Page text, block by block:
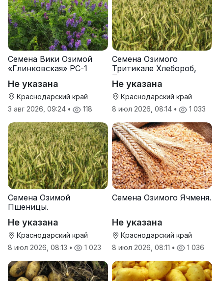
Семена Вики Озимой
«Глинковская» РС-1
Не указана
Краснодарский край
3 авг 2026, 09:24 • 118
Семена Озимого
Тритикале Хлебороб,
Тихон
Не указана
Краснодарский край
8 июл 2026, 08:14 • 1 033
Семена Озимой
Пшеницы.
Не указана
Краснодарский край
8 июл 2026, 08:13 • 1 023
Семена Озимого Ячменя.
Не указана
Краснодарский край
8 июл 2026, 08:11 • 1 036